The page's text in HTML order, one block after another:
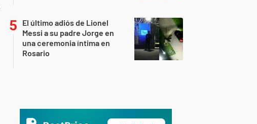
El último adiós de Lionel
Messi a su padre Jorge en
una ceremonia íntima en
Rosario